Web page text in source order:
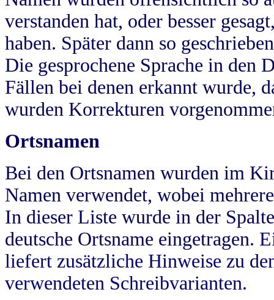
verstanden hat, oder besser
haben. Später dann so
Die gesprochene Sprache in
Fällen bei denen erkannt wurde,
wurden Korrekturen
Ortsnamen
Bei den Ortsnamen wurden im
Namen verwendet, wobei
In dieser Liste wurde in der
deutsche Ortsname eingetragen.
liefert zusätzliche Hinweise zu
verwendeten Schreibvarianten.